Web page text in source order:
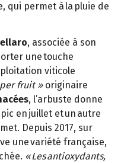
qui permet à la pluie de
, associée à son
une touche
viticole
fruit »originaire
, l’arbuste donne
en juillet et un autre
Depuis 2017, sur
une variété française,
« Les antioxydants,